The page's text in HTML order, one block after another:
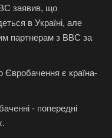
заявив, що
в Україні, але
партнерам з BBC за
Євробачення є країна-
- попередні